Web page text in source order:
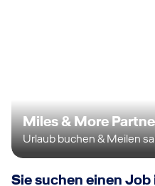
Miles & More
Urlaub buchen & Meilen
Sie suchen einen